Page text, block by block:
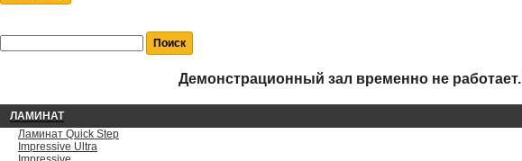
Демонстрационный зал временно не работает.
ЛАМИНАТ
Ламинат Quick Step
Impressive Ultra